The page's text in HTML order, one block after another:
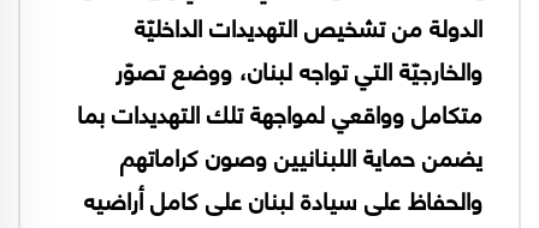
الدولة من تشخيص التهديدات الداخليّة
والخارجيّة التي تواجه لبنان، ووضع تصوّر
متكامل وواقعي لمواجهة تلك التهديدات بما
يضمن حماية اللبنانيين وصون كراماتهم
والحفاظ على سيادة لبنان على كامل أراضيه